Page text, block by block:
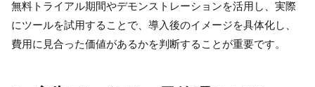
無料トライアル期間やデモンストレーションを活用し、実際
にツールを試用することで、導入後のイメージを具体化し、
費用に見合った価値があるかを判断することが重要です。